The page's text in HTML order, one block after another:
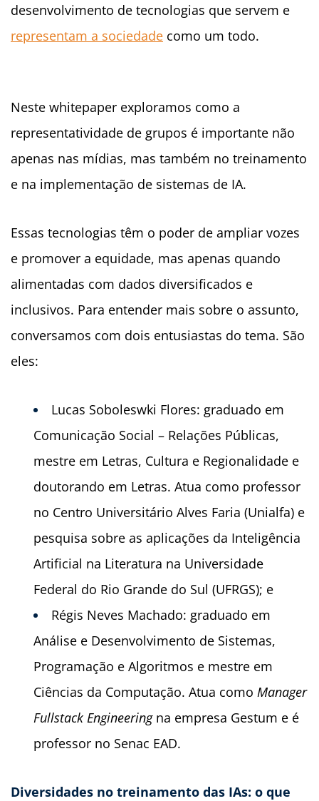
desenvolvimento de tecnologias que servem e
representam a sociedade como um todo.
Neste whitepaper exploramos como a
representatividade de grupos é importante não
apenas nas mídias, mas também no treinamento
e na implementação de sistemas de IA.
Essas tecnologias têm o poder de ampliar vozes
e promover a equidade, mas apenas quando
alimentadas com dados diversificados e
inclusivos. Para entender mais sobre o assunto,
conversamos com dois entusiastas do tema. São
eles:
Lucas Soboleswki Flores: graduado em
Comunicação Social – Relações Públicas,
mestre em Letras, Cultura e Regionalidade e
doutorando em Letras. Atua como professor
no Centro Universitário Alves Faria (Unialfa) e
pesquisa sobre as aplicações da Inteligência
Artificial na Literatura na Universidade
Federal do Rio Grande do Sul (UFRGS); e
Régis Neves Machado: graduado em
Análise e Desenvolvimento de Sistemas,
Programação e Algoritmos e mestre em
Ciências da Computação. Atua como Manager
Fullstack Engineering na empresa Gestum e é
professor no Senac EAD.
Diversidades no treinamento das IAs: o que